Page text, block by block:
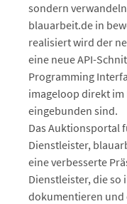
sondern
blauarbeit.de in
realisiert wird der
eine neue API-
Programming
imageloop direkt
eingebunden sind.
Das Auktionsportal
Dienstleister,
eine verbesserte
Dienstleister, die
dokumentieren und